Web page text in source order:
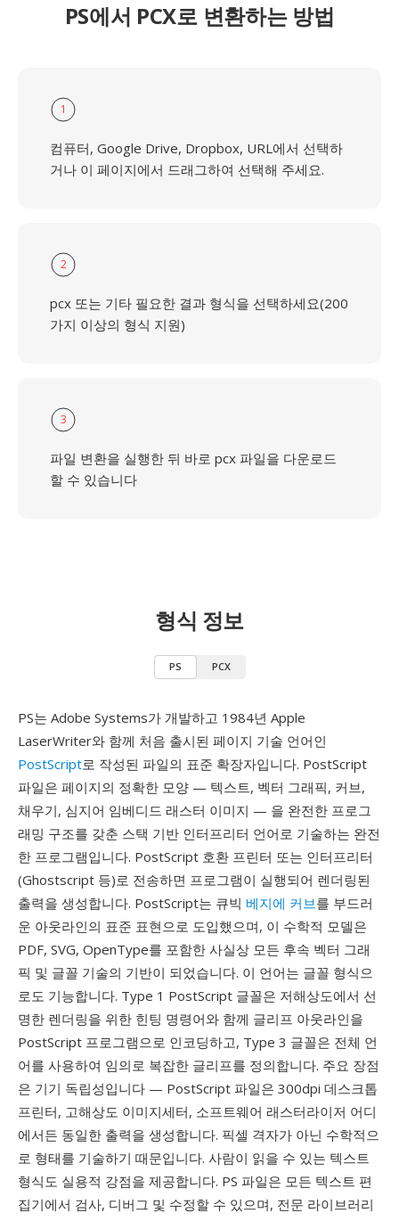
PS에서 PCX로 변환하는 방법
1
컴퓨터, Google Drive, Dropbox, URL에서 선택하
거나 이 페이지에서 드래그하여 선택해 주세요.
2
pcx 또는 기타 필요한 결과 형식을 선택하세요(200
가지 이상의 형식 지원)
3
파일 변환을 실행한 뒤 바로 pcx 파일을 다운로드
할 수 있습니다
형식 정보
PS PCX
PS는 Adobe Systems가 개발하고 1984년 Apple
LaserWriter와 함께 처음 출시된 페이지 기술 언어인
PostScript로 작성된 파일의 표준 확장자입니다. PostScript
파일은 페이지의 정확한 모양 — 텍스트, 벡터 그래픽, 커브,
채우기, 심지어 임베디드 래스터 이미지 — 을 완전한 프로그
래밍 구조를 갖춘 스택 기반 인터프리터 언어로 기술하는 완전
한 프로그램입니다. PostScript 호환 프린터 또는 인터프리터
(Ghostscript 등)로 전송하면 프로그램이 실행되어 렌더링된
출력을 생성합니다. PostScript는 큐빅 베지에 커브를 부드러
운 아웃라인의 표준 표현으로 도입했으며, 이 수학적 모델은
PDF, SVG, OpenType를 포함한 사실상 모든 후속 벡터 그래
픽 및 글꼴 기술의 기반이 되었습니다. 이 언어는 글꼴 형식으
로도 기능합니다. Type 1 PostScript 글꼴은 저해상도에서 선
명한 렌더링을 위한 힌팅 명령어와 함께 글리프 아웃라인을
PostScript 프로그램으로 인코딩하고, Type 3 글꼴은 전체 언
어를 사용하여 임의로 복잡한 글리프를 정의합니다. 주요 장점
은 기기 독립성입니다 — PostScript 파일은 300dpi 데스크톱
프린터, 고해상도 이미지세터, 소프트웨어 래스터라이저 어디
에서든 동일한 출력을 생성합니다. 픽셀 격자가 아닌 수학적으
로 형태를 기술하기 때문입니다. 사람이 읽을 수 있는 텍스트
형식도 실용적 강점을 제공합니다. PS 파일은 모든 텍스트 편
집기에서 검사, 디버그 및 수정할 수 있으며, 전문 라이브러리